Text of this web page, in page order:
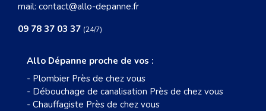
mail: contact@allo-depanne.fr
09 78 37 03 37 (24/7)
Allo Dépanne proche de vos :
- Plombier Près de chez vous
- Débouchage de canalisation Près de chez vous
- Chauffagiste Près de chez vous